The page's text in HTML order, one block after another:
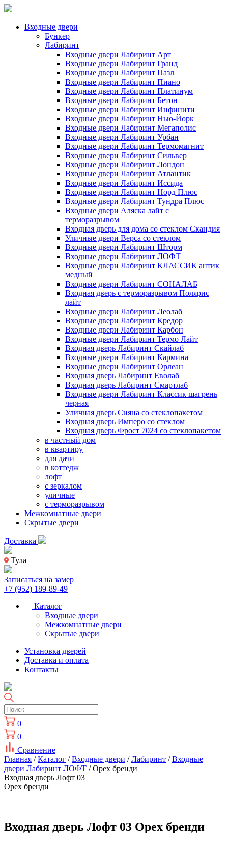
Входные двери
Бункер
Лабиринт
Входные двери Лабиринт Арт
Входные двери Лабиринт Гранд
Входные двери Лабиринт Пазл
Входные двери Лабиринт Пиано
Входные двери Лабиринт Платинум
Входные двери Лабиринт Бетон
Входные двери Лабиринт Инфинити
Входные двери Лабиринт Нью-Йорк
Входные двери Лабиринт Мегаполис
Входные двери Лабиринт Урбан
Входные двери Лабиринт Термомагнит
Входные двери Лабиринт Сильвер
Входные двери Лабиринт Лондон
Входные двери Лабиринт Атлантик
Входные двери Лабиринт Иссида
Входные двери Лабиринт Норд Плюс
Входные двери Лабиринт Тундра Плюс
Входные двери Аляска лайт с
терморазрывом
Входная дверь для дома со стеклом Скандия
Уличные двери Верса со стеклом
Входные двери Лабиринт Шторм
Входные двери Лабиринт ЛОФТ
Входные двери Лабиринт КЛАССИК антик
медный
Входные двери Лабиринт СОНАЛАБ
Входная дверь с терморазрывом Полярис
лайт
Входные двери Лабиринт Леолаб
Входные двери Лабиринт Кредор
Входные двери Лабиринт Карбон
Входные двери Лабиринт Термо Лайт
Входная дверь Лабиринт Скайлаб
Входные двери Лабиринт Кармина
Входные двери Лабиринт Орлеан
Входная дверь Лабиринт Еволаб
Входная дверь Лабиринт Смартлаб
Входные двери Лабиринт Классик шагрень
черная
Уличная дверь Сияна со стеклопакетом
Входная дверь Имперо со стеклом
Входная дверь Фрост 7024 со стеклопакетом
в частный дом
в квартиру
для дачи
в коттедж
лофт
с зеркалом
уличные
с терморазрывом
Межкомнатные двери
Скрытые двери
Доставка
Тула
Записаться на замер
+7 (952) 189-89-49
Каталог
Входные двери
Межкомнатные двери
Скрытые двери
Установка дверей
Доставка и оплата
Контакты
0
0
Сравнение
Главная /Каталог /Входные двери /Лабиринт /Входные
двери Лабиринт ЛОФТ / Орех бренди
Входная дверь Лофт 03
Орех бренди
Входная дверь Лофт 03 Орех бренди